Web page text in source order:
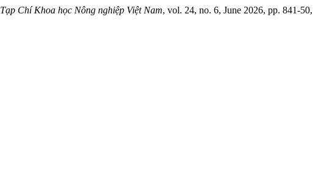
Tạp Chí Khoa học Nông nghiệp Việt Nam, vol. 24, no. 6, June 2026, pp. 841-50,